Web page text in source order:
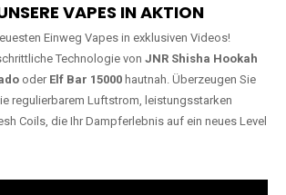
VAPES IN AKTION
Einweg Vapes in exklusiven Videos!
Technologie von JNR Shisha Hookah
oder Elf Bar 15000 hautnah. Überzeugen Sie
regulierbarem Luftstrom, leistungsstarken
Coils, die Ihr Dampferlebnis auf ein neues Level